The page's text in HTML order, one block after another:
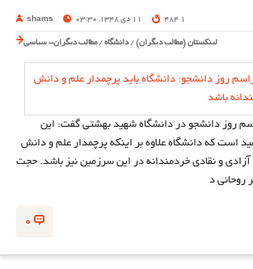
shams 11 دی 1348, 03:30 1 484
لینکستان (مطالب دیگران) /دانشگاه /مطالب دیگران- سیاسی
روز دانشجو در دانشگاه شهید بهشتی گفت: این
است که دانشگاه علاوه بر اینکه پرچمدار علم و دانش
آزادی و نقادی خردمندانه در این سرزمین نیز باشد. حجت
روحانی د
0